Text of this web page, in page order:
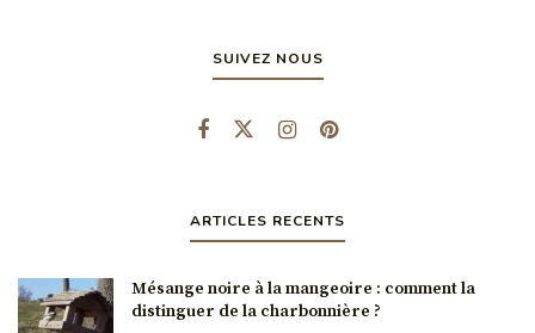
SUIVEZ NOUS
ARTICLES RECENTS
Mésange noire à la mangeoire : comment la
distinguer de la charbonnière ?